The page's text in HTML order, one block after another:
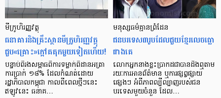
មីក្រូ​ហិរញ្ញវត្ថុ
ធនាគារ​និង​គ្រឹះស្ថាន​មីក្រូ​ហិរញ្ញវត្ថុ​
ជួប«គ្រោះ»ក្តៅ​គគុក​មួយ​ទៀត​ហើយ!
បន្ទាប់​ពី​រង​សម្ពាធ​​ពី​ការ​ទម្លាក់​ពិដាន​អត្រា​
ការ​ប្រាក់ ១៨​% ដែល​កំណត់​ដោយ​
រដ្ឋាភិបាល​កម្ពុជា កាល​ពី​ពេល​ថ្មីៗ​នេះ
ឥឡូវ​នេះ ធនាគ…
មនុស្ស​ធម៌​គ្មាន​ព្រំដែន
ជន​បរទេស​៣​រូប​ដែល​ជួយ​ខ្មែរ​លេច​ធ្លោ​
ជាង​គេ
លោកអ្នក​នាង​ខ្លះ​ប្រាកដ​ជា​បាន​​ដឹង​ឮ​តាម​
រយៈ​ការ​អាន​ព័ត៌មាន ឬ​ការ​ផ្សព្វផ្សាយ​
ផ្សេងៗ អំពី​ភាព​ល្បីល្បាញ​របស់​ជន​
បរទេស​មួយ​ចំនួន ដែល…